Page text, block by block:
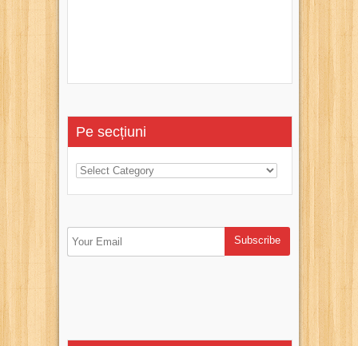
Pe secțiuni